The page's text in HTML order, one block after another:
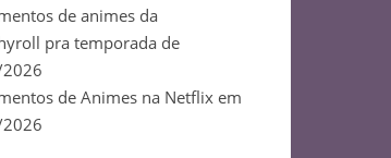
de animes da
pra temporada de
de Animes na Netflix em
2026